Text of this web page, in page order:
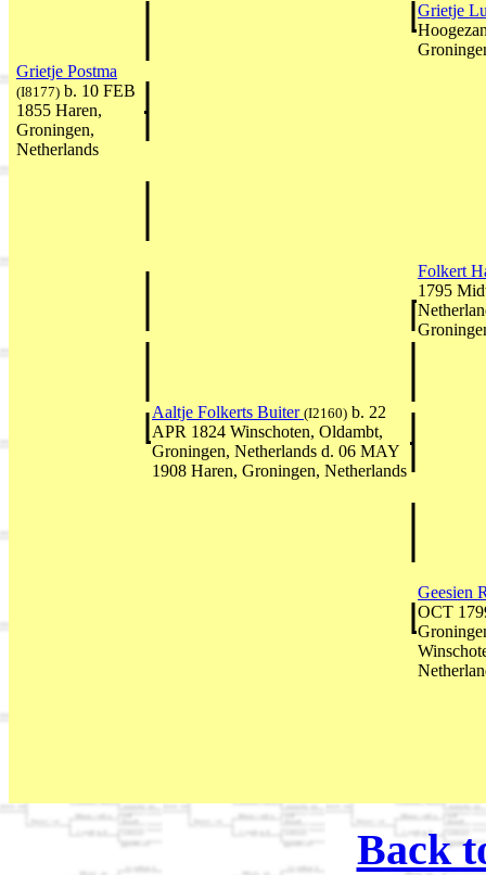
Grietje
Grietje Postma
(I8177) b. 10 FEB
1855 Haren,
Groningen,
Netherlands
Folkert
1795
Aaltje Folkerts Buiter (I2160) b. 22
APR 1824 Winschoten, Oldambt,
Groningen, Netherlands d. 06 MAY
1908 Haren, Groningen, Netherlands
Geesien
OCT
Back